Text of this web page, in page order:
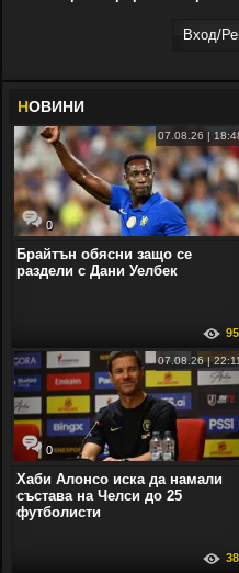
Вход/
НОВИНИ
0
07.08.26 |
Брайтън обясни защо се
раздели с Дани Уелбек
95
0
07.08.26 | 22:11
Хаби Алонсо иска да намали
състава на Челси до 25
футболисти
38